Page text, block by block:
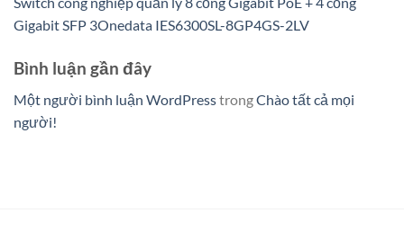
Gigabit SFP 3Onedata IES6300SL-8GP4GS-2LV
Bình luận gần đây
Một người bình luận WordPresstrongChào tất cả mọi
người!